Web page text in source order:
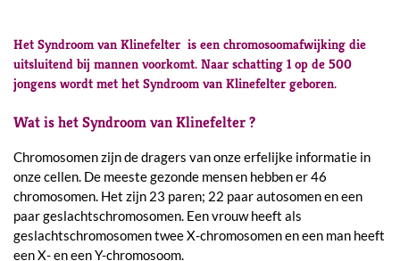
Het Syndroom van Klinefelter is een chromosoomafwijking die
uitsluitend bij mannen voorkomt. Naar schatting 1 op de 500
jongens wordt met het Syndroom van Klinefelter geboren.
Wat is het Syndroom van Klinefelter ?
Chromosomen zijn de dragers van onze erfelijke informatie in
onze cellen. De meeste gezonde mensen hebben er 46
chromosomen. Het zijn 23 paren; 22 paar autosomen en een
paar geslachtschromosomen. Een vrouw heeft als
geslachtschromosomen twee X-chromosomen en een man heeft
een X- en een Y-chromosoom.